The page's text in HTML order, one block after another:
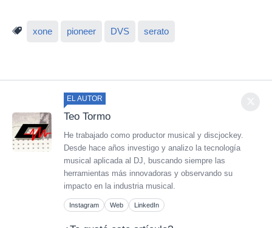
xone pioneer DVS serato
EL AUTOR
Teo Tormo
He trabajado como productor musical y discjockey.
Desde hace años investigo y analizo la tecnología
musical aplicada al DJ, buscando siempre las
herramientas más innovadoras y observando su
impacto en la industria musical.
Instagram Web LinkedIn